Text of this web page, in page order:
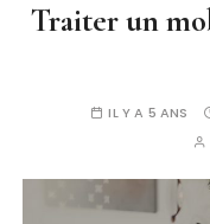
Traiter un
IL Y A 5 ANS